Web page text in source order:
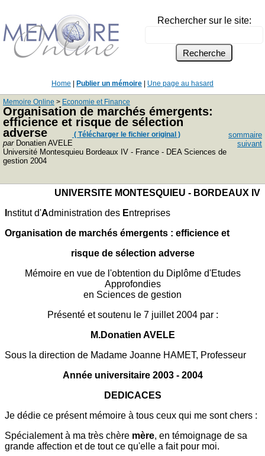
Rechercher sur le site:
Home Publier un mémoire Une page au hasard
Memoire Online > Economie et Finance
Organisation de marchés émergents:
efficience et risque de sélection
adverse
( Télécharger le fichier original )
parDonatien AVELE
Université Montesquieu Bordeaux IV - France - DEA Sciences de
gestion 2004
sommaire
suivant
UNIVERSITE MONTESQUIEU - BORDEAUX IV
nstitut d'Administration des Entreprises
Organisation de marchés émergents : efficience et
risque de sélection adverse
Mémoire en vue de l'obtention du Diplôme d'Etudes
Approfondies
en Sciences de gestion
Présenté et soutenu le 7 juillet 2004 par :
M.Donatien AVELE
Sous la direction de Madame Joanne HAMET, Professeur
Année universitaire 2003 - 2004
DEDICACES
Je dédie ce présent mémoire à tous ceux qui me sont chers :
Spécialement à ma très chère mère, en témoignage de sa
grande affection et de tout ce qu'elle a fait pour moi.